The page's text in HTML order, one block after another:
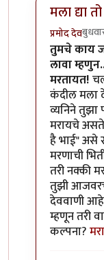
मला द्या
प्रमोद देव
In reply to
तुमचे काय
लावा
मरतायत!
कंदील मला
व्यनिने तुझा
मरायचे
है भाई" असे
मरणाची
तरी नक्की
तुझी
देववाणी
म्हणून तरी
कल्पना?